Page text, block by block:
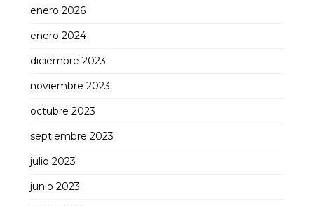
enero 2026
enero 2024
diciembre 2023
noviembre 2023
octubre 2023
septiembre 2023
julio 2023
junio 2023